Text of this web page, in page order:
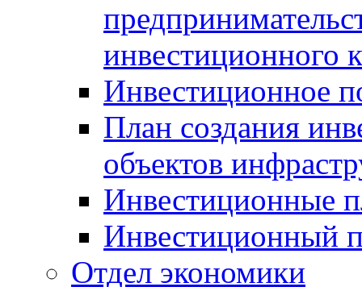
инвестиционного
Инвестиционное
План создания
объектов
Инвестиционные
Инвестиционный
Отдел экономики